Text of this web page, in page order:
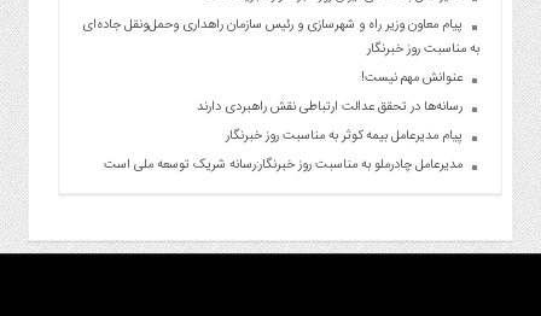
پیام معاون وزیر راه و شهرسازی و رئیس سازمان راهداری وحمل‌ونقل جاده‌ای
به مناسبت روز خبرنگار
عنوانش مهم نیست!
رسانه‌ها در تحقق عدالت ارتباطی نقش راهبردی دارند
پیام مدیرعامل بیمه کوثر به مناسبت روز خبرنگار
مدیرعامل چادرملو به مناسبت روز خبرنگار:رسانه شریک توسعه ملی است